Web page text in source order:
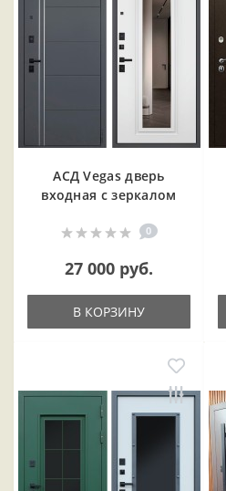
АСД Vegas дверь
входная с зеркалом
0
27 000 руб.
В КОРЗИНУ